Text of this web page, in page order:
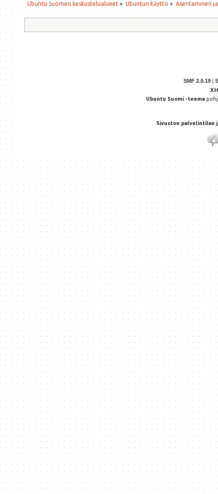
Ubuntu Suomen keskustelualueet » Ubuntun käyttö » Asentaminen
SMF 2.0.19 |
Ubuntu Suomi -teema
Sivuston palvelintilan